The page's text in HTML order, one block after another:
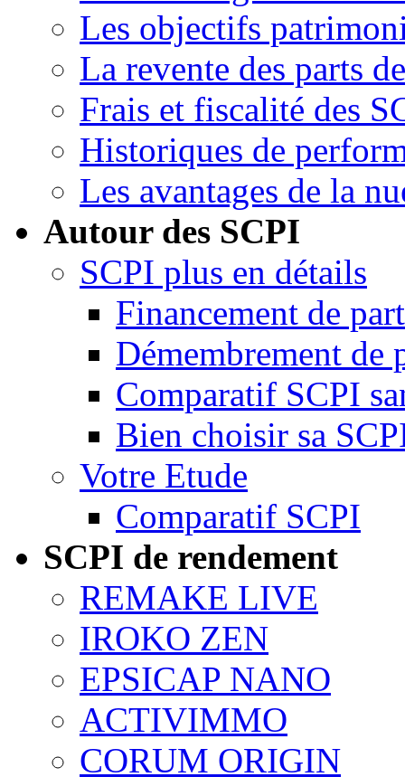
Les objectifs
La revente des parts
Frais et fiscalité des
Historiques de
Les avantages de la
Autour des SCPI
SCPI plus en détails
Financement de
Démembrement de
Comparatif SCPI
Bien choisir sa
Votre Etude
Comparatif SCPI
SCPI de rendement
REMAKE LIVE
IROKO ZEN
EPSICAP NANO
ACTIVIMMO
CORUM ORIGIN